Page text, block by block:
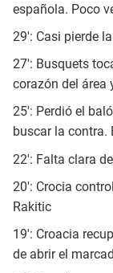
española. Poco
29': Casi pierde
27': Busquets
corazón del área
25': Perdió el
buscar la contra.
22': Falta clara
20': Crocia
Rakitic
19': Croacia
de abrir el